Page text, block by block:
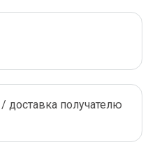
доставка получателю